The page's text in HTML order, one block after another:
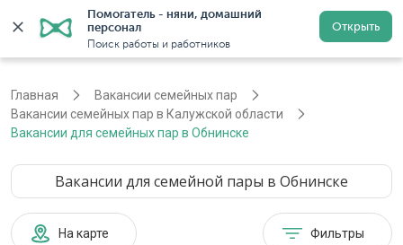
Помогатель - няни, домашний
персонал
Поиск работы и работников
Открыть
Регистрация
Главная
Вакансии семейных пар
Вакансии семейных пар в Калужской области
Вакансии для семейных пар в Обнинске
Вакансии для семейной пары в Обнинске
На карте Фильтры